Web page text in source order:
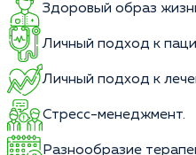
Здоровый образ
Личный подход к
Личный подход к
Стресс-менеджмент.
Разнообразие